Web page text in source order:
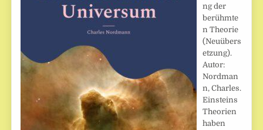
ng der
berühmte
n Theorie
(Neuübers
etzung).
Autor:
Nordman
n, Charles.
Einsteins
Theorien
haben